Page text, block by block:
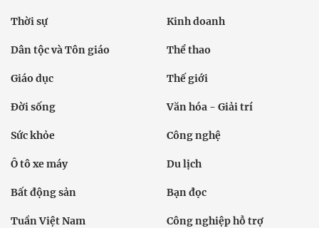
Thời sự Kinh doanh
Dân tộc và Tôn giáo Thể thao
Giáo dục Thế giới
Đời sống Văn hóa - Giải trí
Sức khỏe Công nghệ
Ô tô xe máy Du lịch
Bất động sản Bạn đọc
Tuần Việt Nam Công nghiệp hỗ trợ